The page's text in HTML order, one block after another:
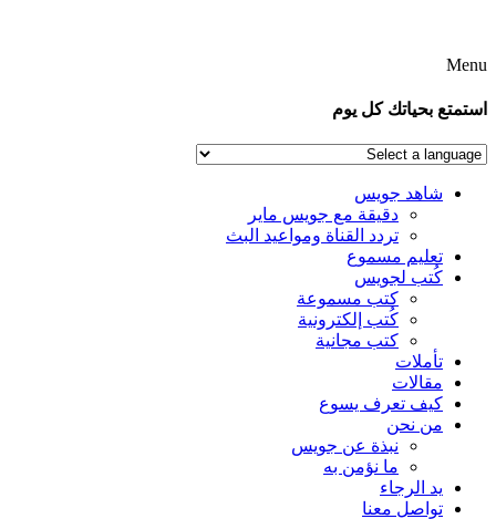
بحياتك كل يوم
شاهد جويس
دقيقة مع جويس ماير
تردد القناة ومواعيد البث
تعليم مسموع
كُتب لجويس
كتب مسموعة
كُتب إلكترونية
كتب مجانية
تأملات
مقالات
كيف تعرف يسوع
من نحن
نبذة عن جويس
ما نؤمن به
يد الرجاء
تواصل معنا